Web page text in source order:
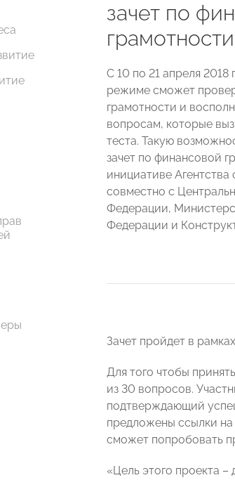
зачет по
грамотности
С 10 по 21 апреля
режиме сможет
грамотности и
вопросам, которые
теста. Такую
зачет по финансовой
инициативе
совместно с
Федерации,
Федерации и
Зачет пройдет в
Для того чтобы
из 30 вопросов.
подтверждающий
предложены ссылки
сможет попробовать
«Цель этого проекта